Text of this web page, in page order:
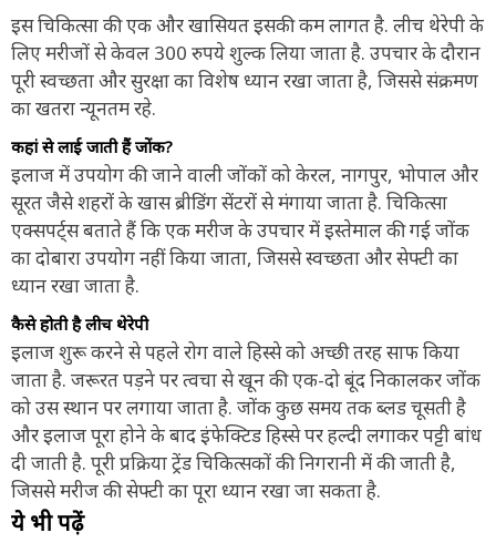
इस चिकित्सा की एक और खासियत इसकी कम लागत है. लीच थेरेपी के
लिए मरीजों से केवल 300 रुपये शुल्क लिया जाता है. उपचार के दौरान
पूरी स्वच्छता और सुरक्षा का विशेष ध्यान रखा जाता है, जिससे संक्रमण
का खतरा न्यूनतम रहे.
कहां से लाई जाती हैं जोंक?
इलाज में उपयोग की जाने वाली जोंकों को केरल, नागपुर, भोपाल और
सूरत जैसे शहरों के खास ब्रीडिंग सेंटरों से मंगाया जाता है. चिकित्सा
एक्सपर्ट्स बताते हैं कि एक मरीज के उपचार में इस्तेमाल की गई जोंक
का दोबारा उपयोग नहीं किया जाता, जिससे स्वच्छता और सेफ्टी का
ध्यान रखा जाता है.
कैसे होती है लीच थेरेपी
इलाज शुरू करने से पहले रोग वाले हिस्से को अच्छी तरह साफ किया
जाता है. जरूरत पड़ने पर त्वचा से खून की एक-दो बूंद निकालकर जोंक
को उस स्थान पर लगाया जाता है. जोंक कुछ समय तक ब्लड चूसती है
और इलाज पूरा होने के बाद इंफेक्टिड हिस्से पर हल्दी लगाकर पट्टी बांध
दी जाती है. पूरी प्रक्रिया ट्रेंड चिकित्सकों की निगरानी में की जाती है,
जिससे मरीज की सेफ्टी का पूरा ध्यान रखा जा सकता है.
ये भी पढ़ें